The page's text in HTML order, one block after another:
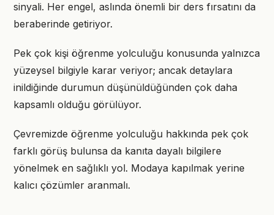
sinyali. Her engel, aslında önemli bir ders fırsatını da
beraberinde getiriyor.
Pek çok kişi öğrenme yolculuğu konusunda yalnızca
yüzeysel bilgiyle karar veriyor; ancak detaylara
inildiğinde durumun düşünüldüğünden çok daha
kapsamlı olduğu görülüyor.
Çevremizde öğrenme yolculuğu hakkında pek çok
farklı görüş bulunsa da kanıta dayalı bilgilere
yönelmek en sağlıklı yol. Modaya kapılmak yerine
kalıcı çözümler aranmalı.